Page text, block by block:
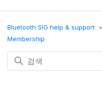
Bluetooth SIG help & support
Membership